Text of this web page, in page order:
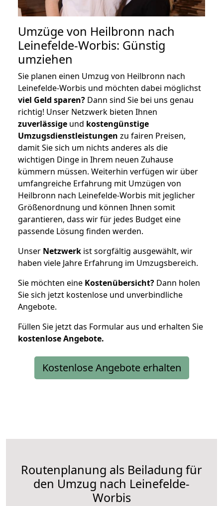
Umzüge von Heilbronn nach
Leinefelde-Worbis: Günstig
umziehen
Sie planen einen Umzug von Heilbronn nach
Leinefelde-Worbis und möchten dabei möglichst
viel Geld sparen? Dann sind Sie bei uns genau
richtig! Unser Netzwerk bieten Ihnen
zuverlässige und kostengünstige
Umzugsdienstleistungen zu fairen Preisen,
damit Sie sich um nichts anderes als die
wichtigen Dinge in Ihrem neuen Zuhause
kümmern müssen. Weiterhin verfügen wir über
umfangreiche Erfahrung mit Umzügen von
Heilbronn nach Leinefelde-Worbis mit jeglicher
Größenordnung und können Ihnen somit
garantieren, dass wir für jedes Budget eine
passende Lösung finden werden.
Unser Netzwerk ist sorgfältig ausgewählt, wir
haben viele Jahre Erfahrung im Umzugsbereich.
Sie möchten eine Kostenübersicht? Dann holen
Sie sich jetzt kostenlose und unverbindliche
Angebote.
Füllen Sie jetzt das Formular aus und erhalten Sie
kostenloseAngebote.
Kostenlose Angebote erhalten
Routenplanung als Beiladung für
den Umzug nach Leinefelde-
Worbis